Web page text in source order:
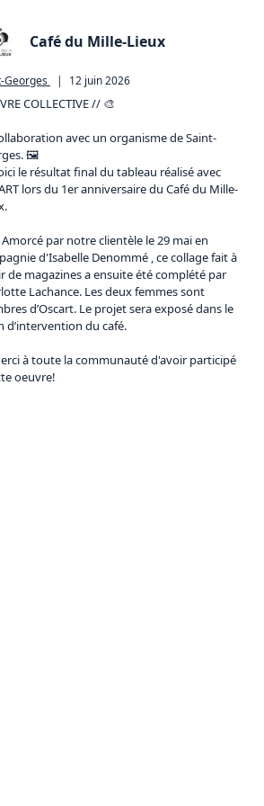
Café du Mille-Lieux
Georges | 12 juin 2026
COLLECTIVE // 🎨
avec un organisme de Saint-
🖼
le résultat final du tableau réalisé avec
lors du 1er anniversaire du Café du Mille-
Amorcé par notre clientèle le 29 mai en
d'Isabelle Denommé , ce collage fait à
de magazines a ensuite été complété par
Lachance. Les deux femmes sont
d’Oscart. Le projet sera exposé dans le
d’intervention du café.
à toute la communauté d'avoir participé
oeuvre!